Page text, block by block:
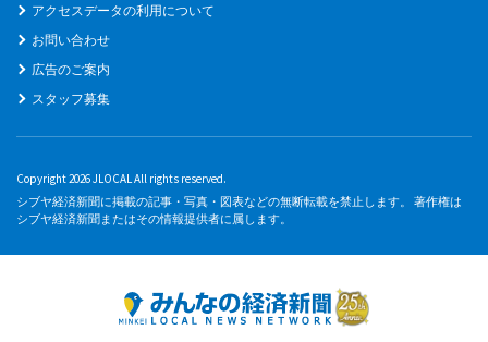
アクセスデータの利用について
お問い合わせ
広告のご案内
スタッフ募集
Copyright 2026 JLOCAL All rights reserved.
シブヤ経済新聞に掲載の記事・写真・図表などの無断転載を禁止します。 著作権は
シブヤ経済新聞またはその情報提供者に属します。